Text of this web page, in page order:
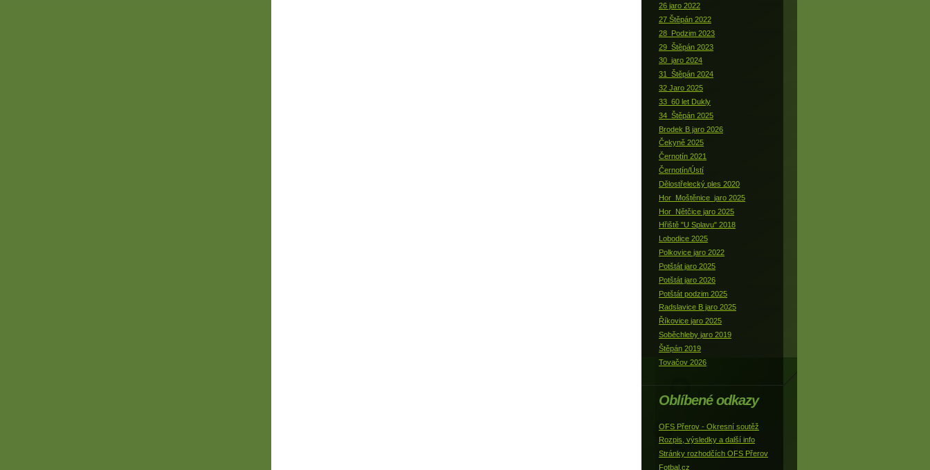
26 jaro 2022
27 Štěpán 2022
28_Podzim 2023
29_Štěpán 2023
30_jaro 2024
31_Štěpán 2024
32 Jaro 2025
33_60 let Dukly
34_Štěpán 2025
Brodek B jaro 2026
Čekyně 2025
Černotín 2021
Černotín/Ústí
Dělostřelecký ples 2020
Hor_Moštěnice_jaro 2025
Hor_Nětčice jaro 2025
Hřiště "U Splavu" 2018
Lobodice 2025
Polkovice jaro 2022
Potštát jaro 2025
Potštát jaro 2026
Potštát podzim 2025
Radslavice B jaro 2025
Říkovice jaro 2025
Soběchleby jaro 2019
Štěpán 2019
Tovačov 2026
Oblíbené odkazy
OFS Přerov - Okresní soutěž
Rozpis, výsledky a další info
Stránky rozhodčích OFS Přerov
Fotbal.cz